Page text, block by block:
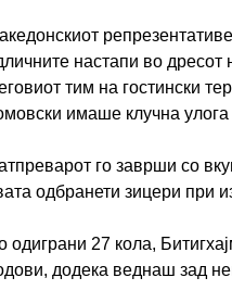
настапи во дресот
тим на гостински
имаше клучна
го заврши со
одбранети зицери при
одиграни 27 кола,
додека веднаш зад